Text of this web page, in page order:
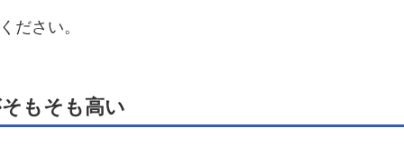
ださい。
もそも高い